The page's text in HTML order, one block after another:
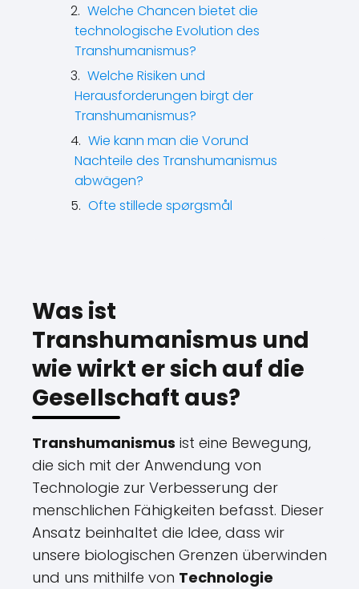
Welche Chancen bietet die
technologische Evolution des
Transhumanismus?
Welche Risiken und
Herausforderungen birgt der
Transhumanismus?
Wie kann man die Vorund
Nachteile des Transhumanismus
abwägen?
Ofte stillede spørgsmål
Was ist
Transhumanismus und
wie wirkt er sich auf die
Gesellschaft aus?
Transhumanismus ist eine Bewegung,
die sich mit der Anwendung von
Technologie zur Verbesserung der
menschlichen Fähigkeiten befasst. Dieser
Ansatz beinhaltet die Idee, dass wir
unsere biologischen Grenzen überwinden
und uns mithilfe von Technologie